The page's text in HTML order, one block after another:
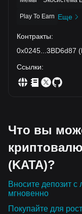
Play To Earn Еще
Контракты:
0x0245
3BD6d87 (
Ссылки:
Что вы
(KATA)?
Вносите депозит с
мгновенно
Покупайте для